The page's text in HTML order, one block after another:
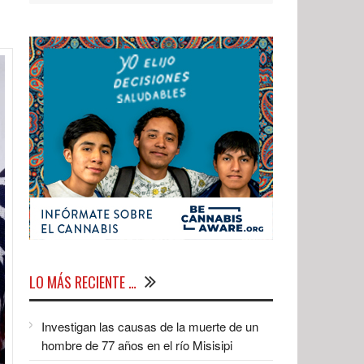
LO MÁS RECIENTE …
Investigan las causas de la muerte de un
hombre de 77 años en el río Misisipi